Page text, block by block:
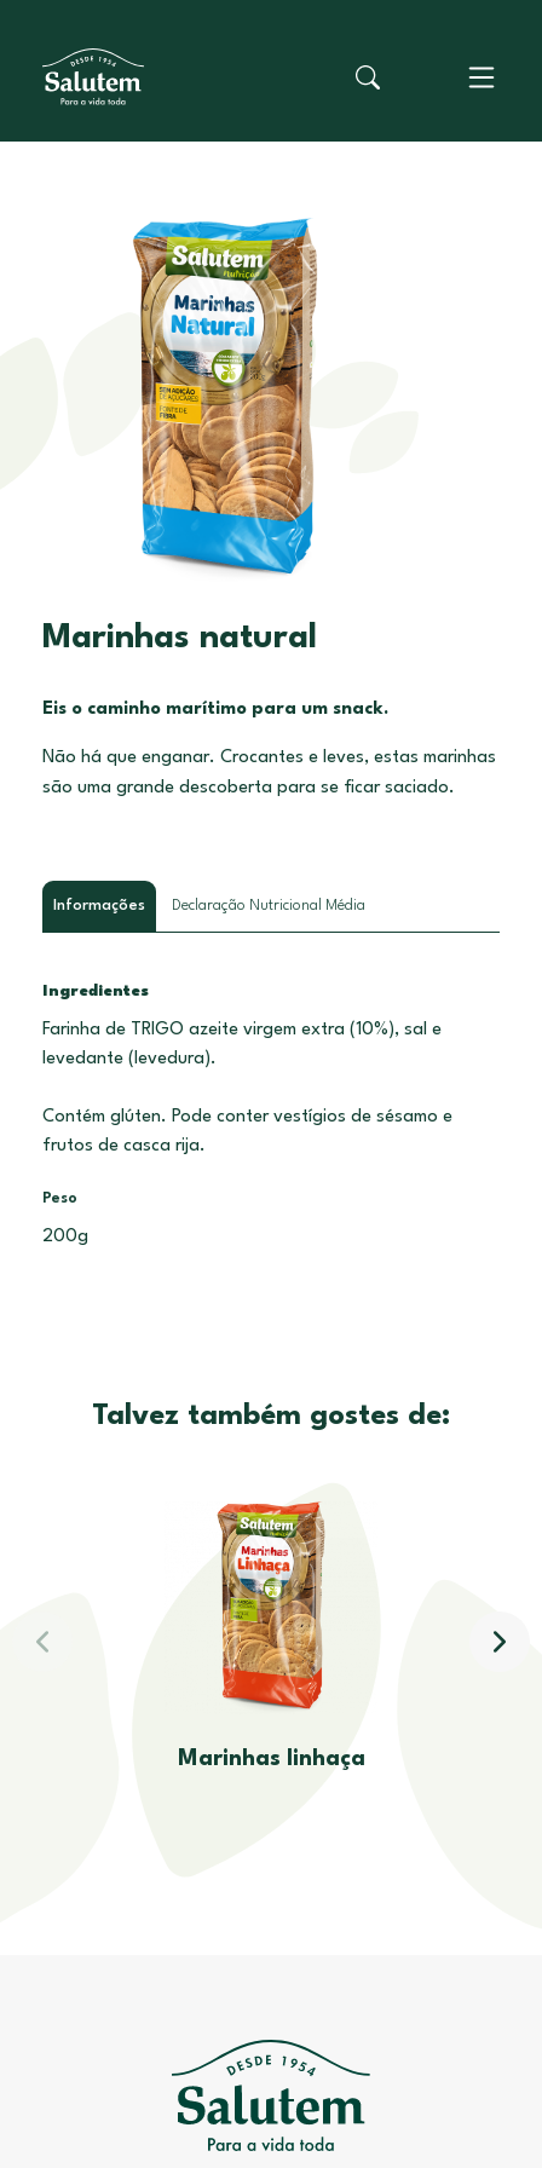
Marinhas natural
Eis o caminho marítimo para um snack.
Não há que enganar. Crocantes e leves, estas marinhas
são uma grande descoberta para se ficar saciado.
Informações Declaração Nutricional Média
Ingredientes
Farinha de TRIGO azeite virgem extra (10%), sal e
levedante (levedura).
Contém glúten. Pode conter vestígios de sésamo e
frutos de casca rija.
Peso
200g
Talvez também gostes de:
Marinhas linhaça